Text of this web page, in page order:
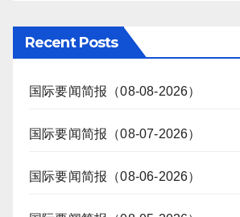
Recent Posts
国际要闻简报（08-08-2026）
国际要闻简报（08-07-2026）
国际要闻简报（08-06-2026）